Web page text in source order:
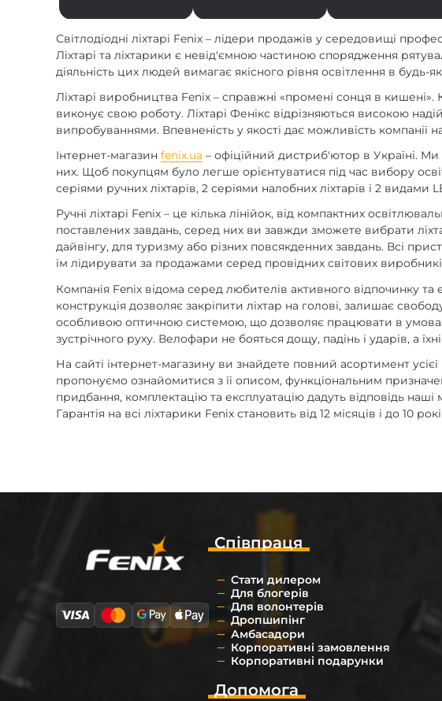
Світлодіодні ліхтарі Fenix – лідери продажів у середовищі
Ліхтарі та ліхтарики є невід'ємною частиною спорядження
діяльність цих людей вимагає якісного рівня освітлення в будь-
Ліхтарі виробництва Fenix – справжні «промені сонця в
виконує свою роботу. Ліхтарі Фенікс відрізняються високою
випробуваннями. Впевненість у якості дає можливість компанії
Інтернет-магазинfenix.ua – офіційний дистриб'ютор в Україні. Ми
них. Щоб покупцям було легше орієнтуватися під час вибору
серіями ручних ліхтарів, 2 серіями налобних ліхтарів і 2 видами
Ручні ліхтарі Fenix – це кілька лінійок, від компактних
поставлених завдань, серед них ви завжди зможете вибрати
дайвінгу, для туризму або різних повсякденних завдань. Всі
їм лідирувати за продажами серед провідних світових
Компанія Fenix відома серед любителів активного відпочинку та
конструкція дозволяє закріпити ліхтар на голові, залишає
особливою оптичною системою, що дозволяє працювати в умовах
зустрічного руху. Велофари не бояться дощу, падінь і ударів, а
На сайті інтернет-магазину ви знайдете повний асортимент
пропонуємо ознайомитися з її описом, функціональним
придбання, комплектацію та експлуатацію дадуть відповідь
Гарантія на всі ліхтарики Fenix становить від 12 місяців і до 10
Співпраця
Стати дилером
Для блогерів
Для волонтерів
Дропшипінг
Амбасадори
Корпоративні замовлення
Корпоративні подарунки
Допомога